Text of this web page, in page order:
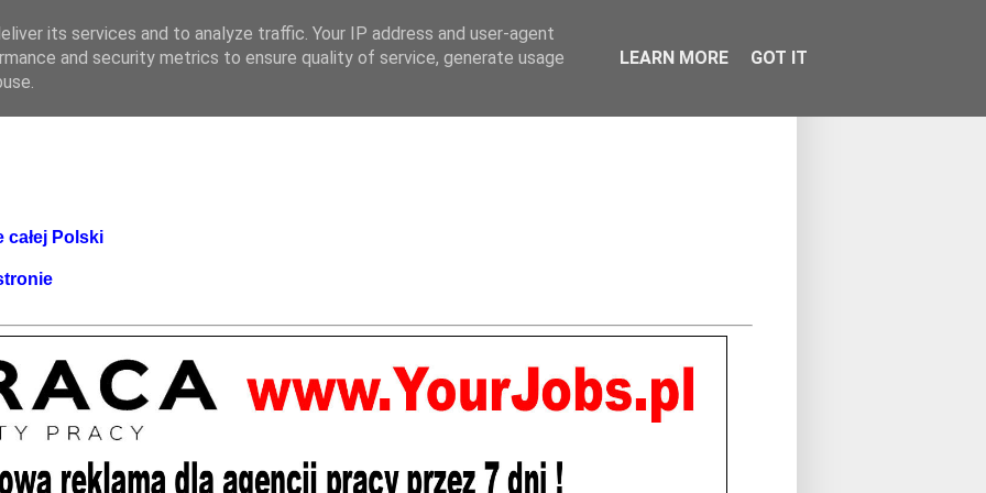
Polski
its services and to analyze traffic. Your IP address and user-agent
and security metrics to ensure quality of service, generate usage
LEARN MORE GOT IT